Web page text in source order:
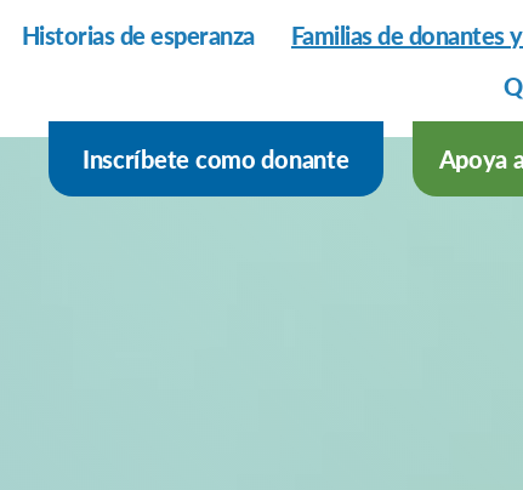
Historias de esperanza Familias de donantes
Inscríbete como donante Apoya